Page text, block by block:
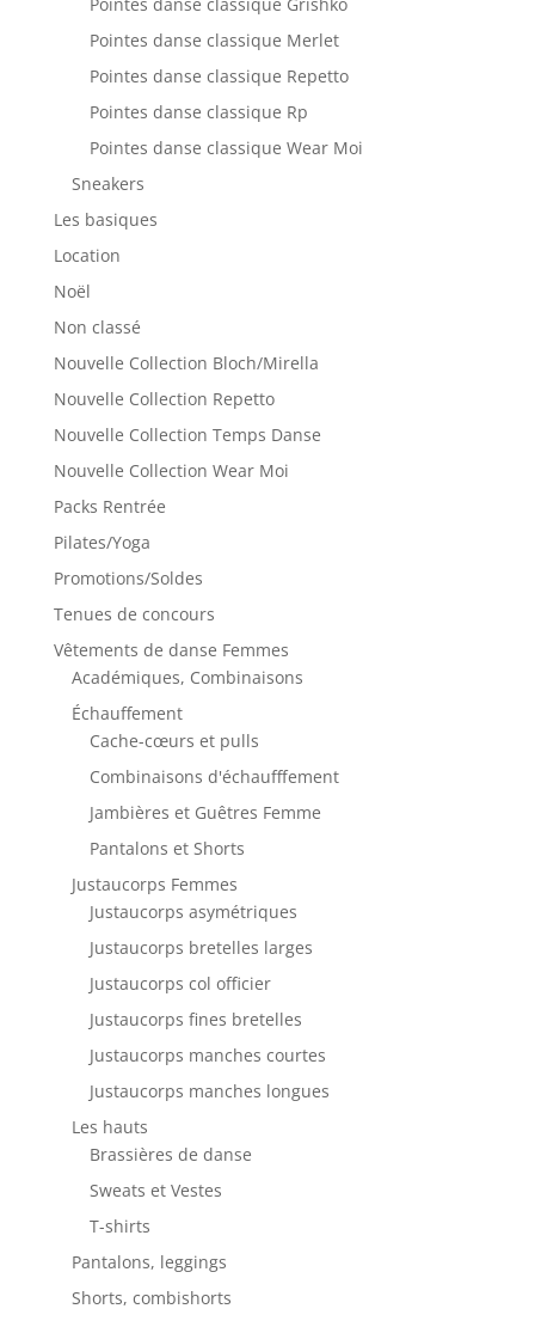
Pointes danse classique Merlet
Pointes danse classique Repetto
Pointes danse classique Rp
Pointes danse classique Wear Moi
Sneakers
Les basiques
Location
Noël
Non classé
Nouvelle Collection Bloch/Mirella
Nouvelle Collection Repetto
Nouvelle Collection Temps Danse
Nouvelle Collection Wear Moi
Packs Rentrée
Pilates/Yoga
Promotions/Soldes
Tenues de concours
Vêtements de danse Femmes
Académiques, Combinaisons
Échauffement
Cache-cœurs et pulls
Combinaisons d'échaufffement
Jambières et Guêtres Femme
Pantalons et Shorts
Justaucorps Femmes
Justaucorps asymétriques
Justaucorps bretelles larges
Justaucorps col officier
Justaucorps fines bretelles
Justaucorps manches courtes
Justaucorps manches longues
Les hauts
Brassières de danse
Sweats et Vestes
T-shirts
Pantalons, leggings
Shorts, combishorts